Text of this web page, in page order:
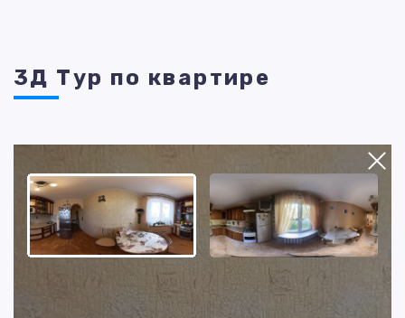
3Д Тур по квартире